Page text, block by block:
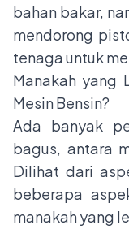
bahan bakar,
mendorong
tenaga untuk
Manakah yang
Mesin Bensin?
Ada banyak
bagus, antara
Dilihat dari
beberapa
manakah yang